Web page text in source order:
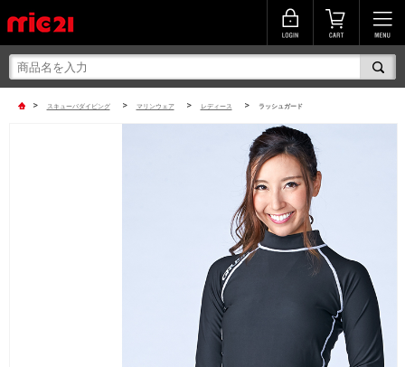
> スキューバダイビング > マリンウェア > レディース > ラッシュガード